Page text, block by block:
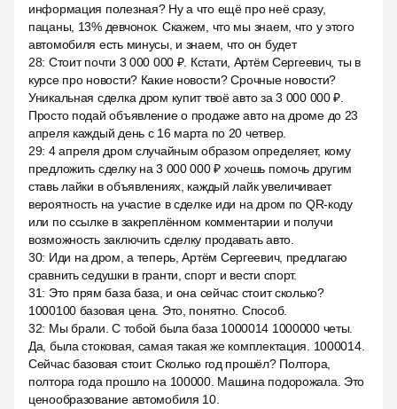
информация полезная? Ну а что ещё про неё сразу,
пацаны, 13% девчонок. Скажем, что мы знаем, что у этого
автомобиля есть минусы, и знаем, что он будет
28: Стоит почти 3 000 000 ₽. Кстати, Артём Сергеевич, ты в
курсе про новости? Какие новости? Срочные новости?
Уникальная сделка дром купит твоё авто за 3 000 000 ₽.
Просто подай объявление о продаже авто на дроме до 23
апреля каждый день с 16 марта по 20 четвер.
29: 4 апреля дром случайным образом определяет, кому
предложить сделку на 3 000 000 ₽ хочешь помочь другим
ставь лайки в объявлениях, каждый лайк увеличивает
вероятность на участие в сделке иди на дром по QR-коду
или по ссылке в закреплённом комментарии и получи
возможность заключить сделку продавать авто.
30: Иди на дром, а теперь, Артём Сергеевич, предлагаю
сравнить седушки в гранти, спорт и вести спорт.
31: Это прям база база, и она сейчас стоит сколько?
1000100 базовая цена. Это, понятно. Способ.
32: Мы брали. С тобой была база 1000014 1000000 четы.
Да, была стоковая, самая такая же комплектация. 1000014.
Сейчас базовая стоит. Сколько год прошёл? Полтора,
полтора года прошло на 100000. Машина подорожала. Это
ценообразование автомобиля 10.